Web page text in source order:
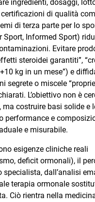
ingredienti, dosaggi,
di qualità
di terza parte per lo
Sport, Informed Sport)
Evitare
steroidei garantiti”,
kg in un mese”) e
segrete o miscele
L’obiettivo non è
ma costruire basi solide e
performance e
e misurabile.
esigenze cliniche reali
deficit ormonali), il
specialista, dall’analisi
terapia ormonale
Ciò rientra nella